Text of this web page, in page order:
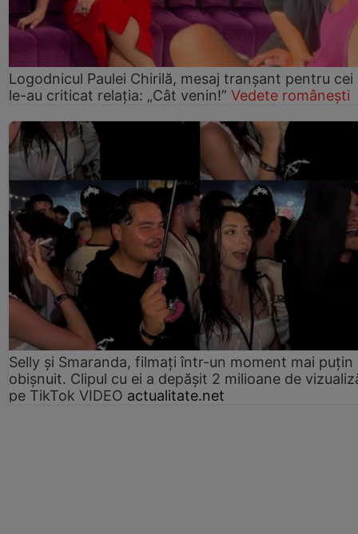
Logodnicul Paulei Chirilă, mesaj tranșant pentru cei
le-au criticat relația: „Cât venin!” Vedete românești
Selly și Smaranda, filmați într-un moment mai puțin
obișnuit. Clipul cu ei a depășit 2 milioane de
pe TikTok VIDEO actualitate.net